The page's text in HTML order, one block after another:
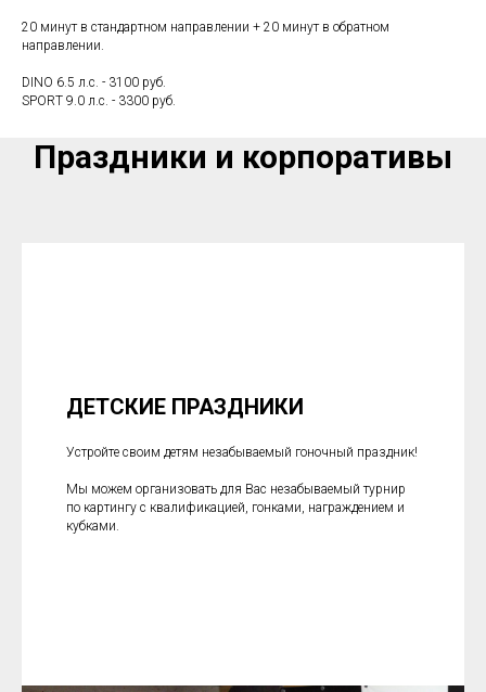
20 минут в стандартном направлении + 20 минут в обратном
направлении.
DINO 6.5 л.с. - 3100 руб.
SPORT 9.0 л.с. - 3300 руб.
Праздники и корпоративы
ДЕТСКИЕ ПРАЗДНИКИ
Устройте своим детям незабываемый гоночный праздник!
Мы можем организовать для Вас незабываемый турнир
по картингу с квалификацией, гонками, награждением и
кубками.